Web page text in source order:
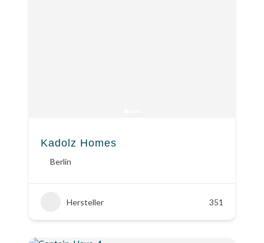
Kadolz Homes
Berlin
Hersteller 351